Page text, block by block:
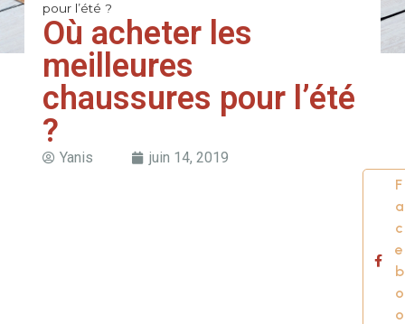
pour l’été ?
Où acheter les
meilleures
chaussures pour l’été
?
Yanis juin 14, 2019
F
a
c
e
b
o
o